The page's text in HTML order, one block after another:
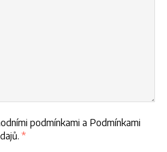
podmínkami a Podmínkami
*